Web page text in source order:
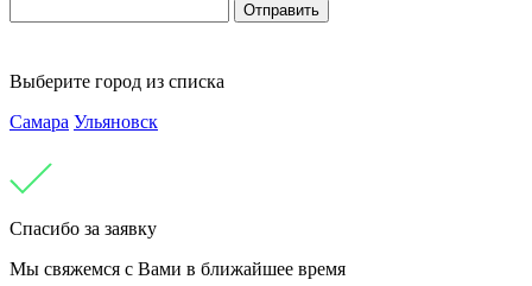
Отправить
Выберите город из списка
Самара Ульяновск
Спасибо за заявку
Мы свяжемся с Вами в ближайшее время